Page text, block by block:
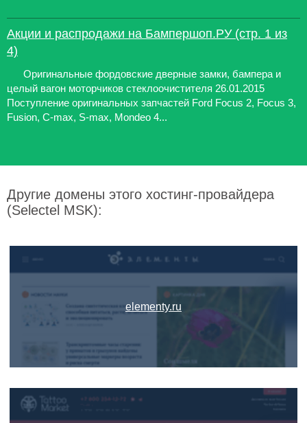
Акции и распродажи на Бампершоп.РУ (стр. 1 из
4)
Оригинальные фордовские дверные замки, бампера и
целый вагон моторчиков стеклоочистителя 26.01.2015
Поступление оригинальных запчастей Ford Focus 2, Focus 3,
Fusion, C-max, S-max, Mondeo 4...
Другие домены этого хостинг-провайдера
(Selectel MSK):
elementy.ru